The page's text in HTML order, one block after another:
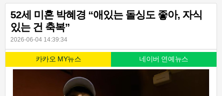
52세 미혼 박혜경 “애있는 돌싱도 좋아, 자식
있는 건 축복”
2026-06-04 14:39:34
카카오 MY뉴스 네이버 연예뉴스